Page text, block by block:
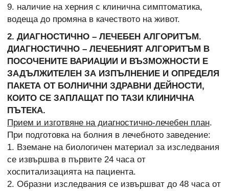
9. наличие на херния с клинична симптоматика,
водеща до промяна в качеството на живот.
2. ДИАГНОСТИЧНО – ЛЕЧЕБЕН АЛГОРИТЪМ.
ДИАГНОСТИЧНО – ЛЕЧЕБНИЯТ АЛГОРИТЪМ В
ПОСОЧЕНИТЕ ВАРИАЦИИ И ВЪЗМОЖНОСТИ Е
ЗАДЪЛЖИТЕЛЕН ЗА ИЗПЪЛНЕНИЕ И ОПРЕДЕЛЯ
ПАКЕТА ОТ БОЛНИЧНИ ЗДРАВНИ ДЕЙНОСТИ,
КОИТО СЕ ЗАПЛАЩАТ ПО ТАЗИ КЛИНИЧНА
ПЪТЕКА.
Прием и изготвяне на диагностично-лечебен план.
При подготовка на болния в лечебното заведение:
1. Вземане на биологичен материал за изследвания
се извършва в първите 24 часа от
хоспитализацията на пациента.
2. Образни изследвания се извършват до 48 часа от